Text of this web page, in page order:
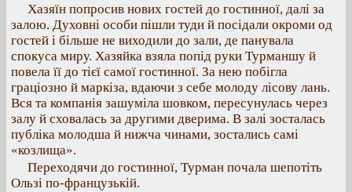
Хазяїн попросив нових гостей до гостинної, далі за
залою. Духовні особи пішли туди й посідали окроми од
гостей і більше не виходили до зали, де панувала
спокуса миру. Хазяйка взяла попід руки Турманшу й
повела її до тієї самої гостинної. За нею побігла
граціозно й маркіза, вдаючи з себе молоду лісову лань.
Вся та компанія зашуміла шовком, пересунулась через
залу й сховалась за другими дверима. В залі зосталась
публіка молодша й нижча чинами, зостались самі
«козлища».
Переходячи до гостинної, Турман почала шепотіть
Ользі по-французькій.